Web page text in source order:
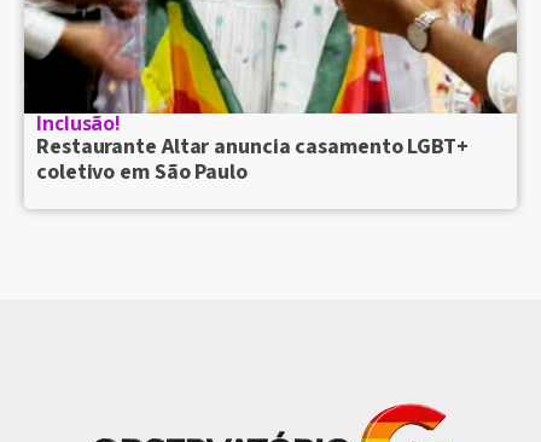
Inclusão!
Restaurante Altar anuncia casamento LGBT+
coletivo em São Paulo